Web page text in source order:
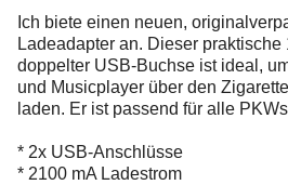
Ich biete einen neuen,
Ladeadapter an. Dieser praktische
doppelter USB-Buchse ist ideal,
und Musicplayer über den
laden. Er ist passend für alle
* 2x USB-Anschlüsse
* 2100 mA Ladestrom